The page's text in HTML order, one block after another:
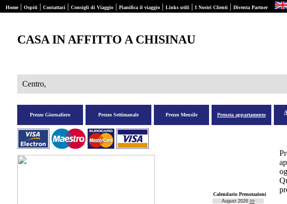
Home| Ospiti | Contattaci | Consigli di Viaggio | Pianifica il viaggio | Links utili | I Nostri Clienti | Diventa Partner
CASA IN AFFITTO A CHISINAU
Centro,
Prezzo Giornaliero Prezzo Settimanale Prezzo Mensile Prenota appartamento
Calendario Prenotazioni
August 2026 >>